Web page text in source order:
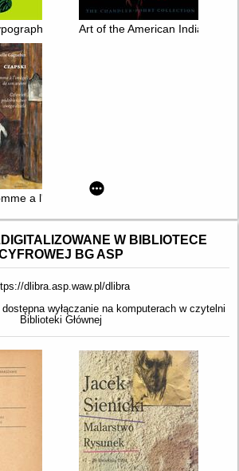
: The 44th Annual of the Type
Art of the American Indian
a l'image de son oeuvre = człowiek na
W BIBLIOTECE
BG ASP
dlibra.asp.waw.pl/dlibra
wyłączanie na komputerach w czytelni
Biblioteki Głównej